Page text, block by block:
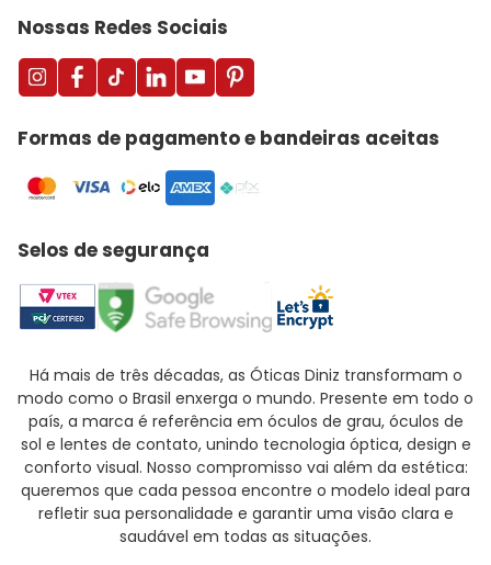
Nossas Redes Sociais
Formas de pagamento e bandeiras aceitas
Selos de segurança
Há mais de três décadas, as Óticas Diniz transformam o
modo como o Brasil enxerga o mundo. Presente em todo o
país, a marca é referência em óculos de grau, óculos de
sol e lentes de contato, unindo tecnologia óptica, design e
conforto visual. Nosso compromisso vai além da estética:
queremos que cada pessoa encontre o modelo ideal para
refletir sua personalidade e garantir uma visão clara e
saudável em todas as situações.